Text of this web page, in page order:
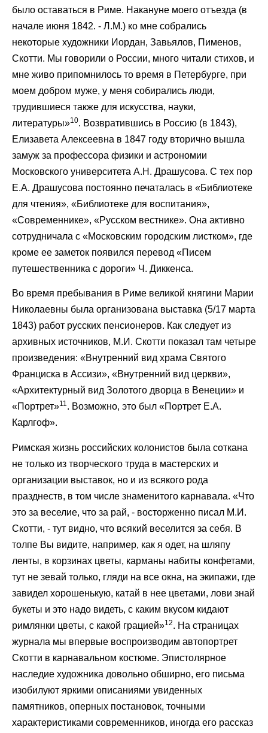
было оставаться в Риме. Накануне моего отъезда (в
начале июня 1842. - Л.М.) ко мне собрались
некоторые художники Иордан, Завьялов, Пименов,
Скотти. Мы говорили о России, много читали стихов, и
мне живо припомнилось то время в Петербурге, при
моем добром муже, у меня собирались люди,
трудившиеся также для искусства, науки,
литературы»10. Возвратившись в Россию (в 1843),
Елизавета Алексеевна в 1847 году вторично вышла
замуж за профессора физики и астрономии
Московского университета А.Н. Драшусова. С тех пор
Е.А. Драшусова постоянно печаталась в «Библиотеке
для чтения», «Библиотеке для воспитания»,
«Современнике», «Русском вестнике». Она активно
сотрудничала с «Московским городским листком», где
кроме ее заметок появился перевод «Писем
путешественника с дороги» Ч. Диккенса.
Во время пребывания в Риме великой княгини Марии
Николаевны была организована выставка (5/17 марта
1843) работ русских пенсионеров. Как следует из
архивных источников, М.И. Скотти показал там четыре
произведения: «Внутренний вид храма Святого
Франциска в Ассизи», «Внутренний вид церкви»,
«Архитектурный вид Золотого дворца в Венеции» и
«Портрет»11. Возможно, это был «Портрет Е.А.
Карлгоф».
Римская жизнь российских колонистов была соткана
не только из творческого труда в мастерских и
организации выставок, но и из всякого рода
празднеств, в том числе знаменитого карнавала. «Что
это за веселие, что за рай, - восторженно писал М.И.
Скотти, - тут видно, что всякий веселится за себя. В
толпе Вы видите, например, как я одет, на шляпу
ленты, в корзинах цветы, карманы набиты конфетами,
тут не зевай только, гляди на все окна, на экипажи, где
завидел хорошенькую, катай в нее цветами, лови знай
букеты и это надо видеть, с каким вкусом кидают
римлянки цветы, с какой грацией»12. На страницах
журнала мы впервые воспроизводим автопортрет
Скотти в карнавальном костюме. Эпистолярное
наследие художника довольно обширно, его письма
изобилуют яркими описаниями увиденных
памятников, оперных постановок, точными
характеристиками современников, иногда его рассказ